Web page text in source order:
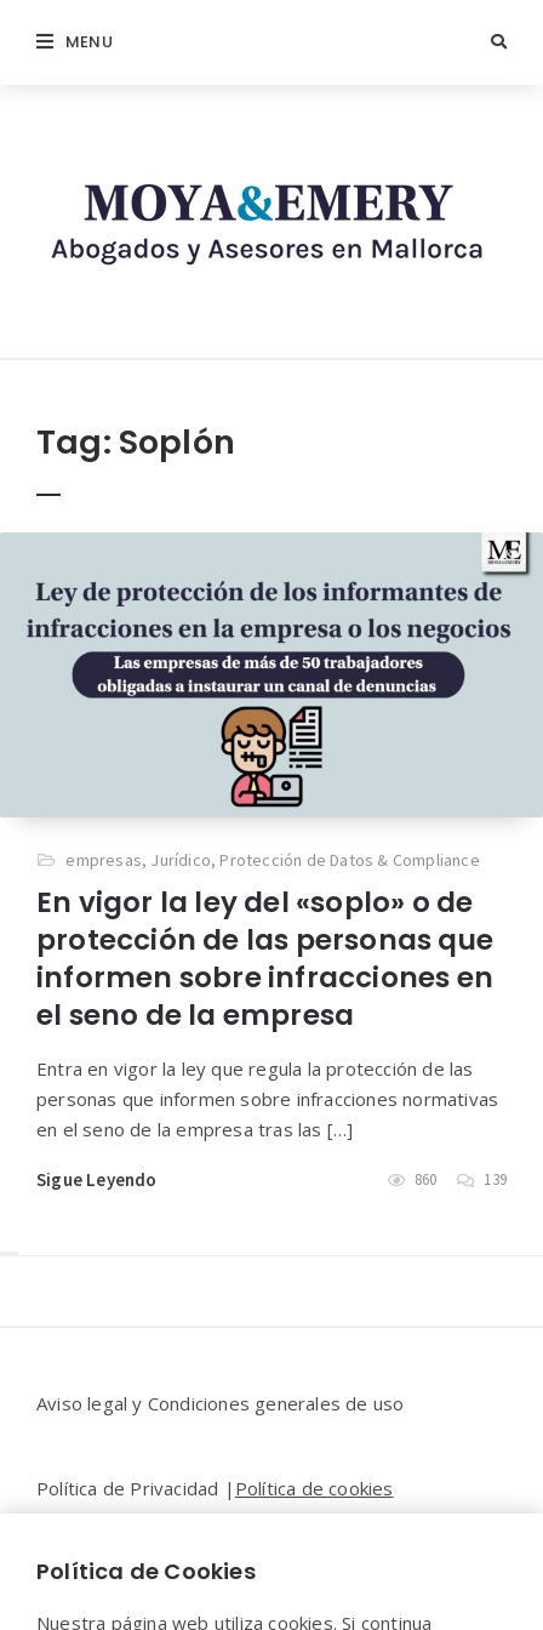
MENU
Tag: Soplón
empresas, Jurídico, Protección de Datos & Compliance
En vigor la ley del «soplo» o de
protección de las personas que
informen sobre infracciones en
el seno de la empresa
Entra en vigor la ley que regula la protección de las
personas que informen sobre infracciones normativas
en el seno de la empresa tras las […]
Sigue Leyendo 860 139
Aviso legal y Condiciones generales de uso
Política de Privacidad | Política de cookies
Contacto |Moya&Emery
Política de Cookies
Nuestra página web utiliza cookies. Si continua